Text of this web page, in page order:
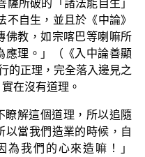
所破的「諸法能自生」
自生，並且於《中論》
佛教，如宗喀巴等喇嘛所
應理。」（《入中論善顯
的正理，完全落入邊見之
在沒有道理。
瞭解這個道理，所以追隨
以當我們造業的時候，自
我們的心來造嘛！」